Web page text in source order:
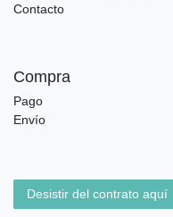
Contacto
Compra
Pago
Envío
Desistir del contrato aquí